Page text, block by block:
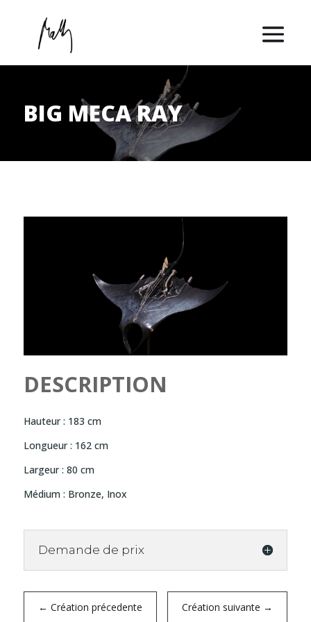
BIG MECA RAY
DESCRIPTION
Hauteur : 183 cm
Longueur : 162 cm
Largeur : 80 cm
Médium : Bronze, Inox
Demande de prix
← Création précedente Création suivante →